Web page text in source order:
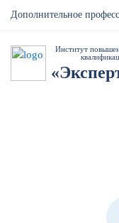
Дополнительное
Институт